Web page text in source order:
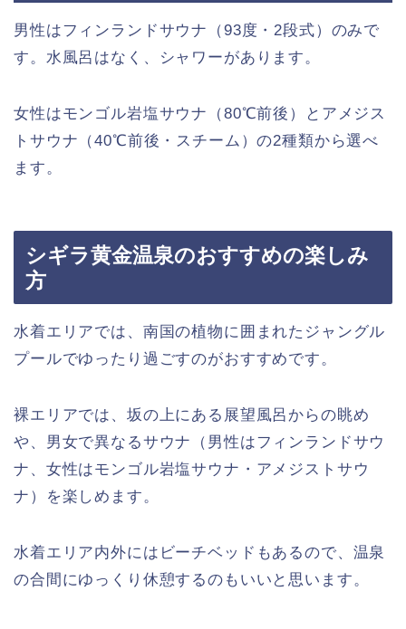
男性はフィンランドサウナ（93度・2段式）のみで
す。水風呂はなく、シャワーがあります。
女性はモンゴル岩塩サウナ（80℃前後）とアメジス
トサウナ（40℃前後・スチーム）の2種類から選べ
ます。
シギラ黄金温泉のおすすめの楽しみ
方
水着エリアでは、南国の植物に囲まれたジャングル
プールでゆったり過ごすのがおすすめです。
裸エリアでは、坂の上にある展望風呂からの眺め
や、男女で異なるサウナ（男性はフィンランドサウ
ナ、女性はモンゴル岩塩サウナ・アメジストサウ
ナ）を楽しめます。
水着エリア内外にはビーチベッドもあるので、温泉
の合間にゆっくり休憩するのもいいと思います。